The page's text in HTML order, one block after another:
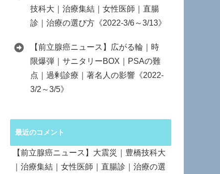
技科大｜治療集結｜女性医師｜直腸
診｜治療の選び方《2022-3/6～3/13》
【前立腺癌ニュース】広がる輪｜時
限爆弾｜サニタリーBOX｜PSAの難
点｜過剰診療｜著名人の影響《2022-
3/2～3/5》
最近のコメント
【前立腺癌ニュース】大震災｜豊橋技科大
｜治療集結｜女性医師｜直腸診｜治療の選